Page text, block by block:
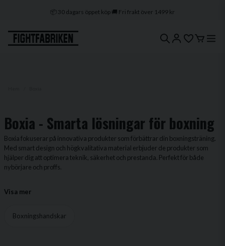
📦 30 dagars öppet köp 🚚 Fri frakt över 1499 kr
🚀 1–3 dagars leverans 🇸🇪 Svenskt lager
Boxia - Smarta lösningar för boxning
Boxia fokuserar på innovativa produkter som förbättrar din boxningsträning.
Med smart design och högkvalitativa material erbjuder de produkter som
hjälper dig att optimera teknik, säkerhet och prestanda. Perfekt för både
nybörjare och proffs.
Visa mer
Boxningshandskar